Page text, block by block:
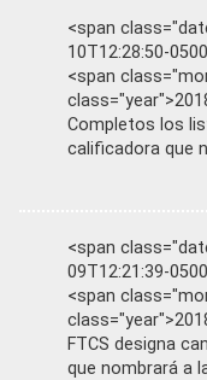
<span
10T12:28:50-
<span
Completos los
calificadora que
<span
09T12:21:39-
<span
FTCS designa
que nombrará a